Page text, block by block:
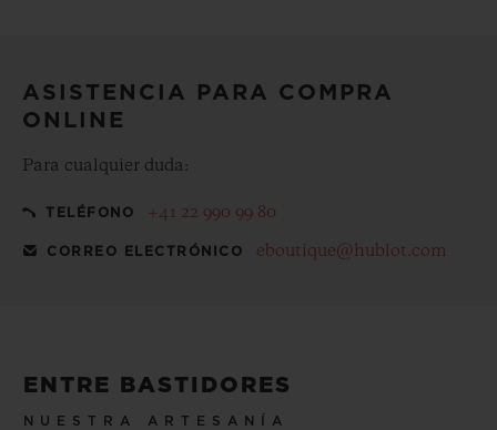
ASISTENCIA PARA COMPRA
ONLINE
Para cualquier duda:
TELÉFONO +41 22 990 99 80
CORREO ELECTRÓNICO eboutique@hublot.com
ENTRE BASTIDORES
NUESTRA ARTESANÍA